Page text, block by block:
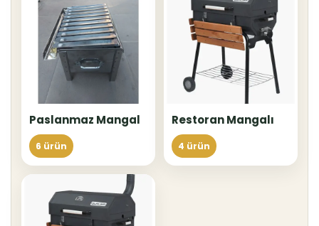
Paslanmaz Mangal
6 ürün
Restoran Mangalı
4 ürün